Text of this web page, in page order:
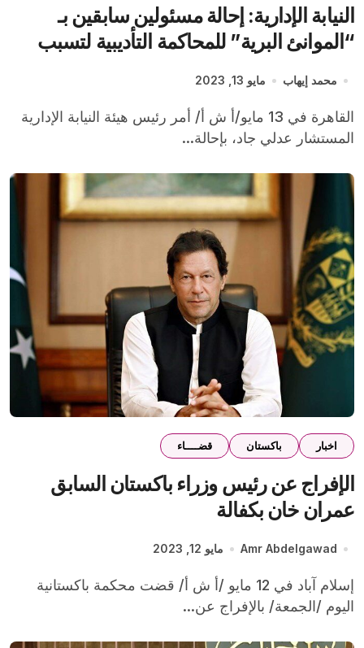
النيابة الإدارية: إحالة مسئولين سابقين بـ
“الموانئ البرية” للمحاكمة التأديبية لتسبب
محمد إيهاب مايو 13, 2023
القاهرة في 13 مايو/أ ش أ/ أمر رئيس هيئة النيابة الإدارية
المستشار عدلي جاد، بإحالة...
اخبار باكستان قضــــاء
الإفراج عن رئيس وزراء باكستان السابق
عمران خان بكفالة
Amr Abdelgawad مايو 12, 2023
إسلام آباد في 12 مايو /أ ش أ/ قضت محكمة باكستانية
اليوم /الجمعة/ بالإفراج عن...